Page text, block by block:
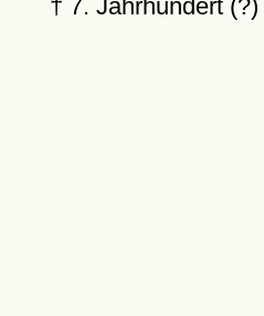
† 7. Jahrhundert (?)